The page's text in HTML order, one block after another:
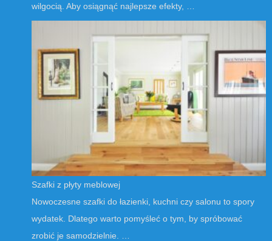
wilgocią. Aby osiągnąć najlepsze efekty, …
Szafki z płyty meblowej
Nowoczesne szafki do łazienki, kuchni czy salonu to spory
wydatek. Dlatego warto pomyśleć o tym, by spróbować
zrobić je samodzielnie. …